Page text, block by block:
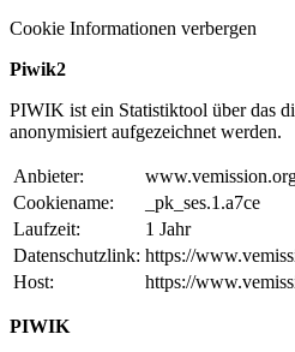
Cookie Informationen verbergen
Piwik2
PIWIK ist ein Statistiktool über das
anonymisiert aufgezeichnet werden.
Anbieter:
Cookiename:
_pk_ses.1.a7ce
Laufzeit:
1 Jahr
Datenschutzlink: https://
Host:
https://
PIWIK